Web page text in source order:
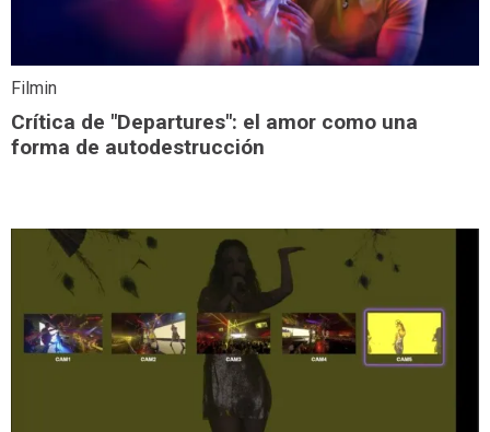
Filmin
Crítica de "Departures": el amor como una
forma de autodestrucción